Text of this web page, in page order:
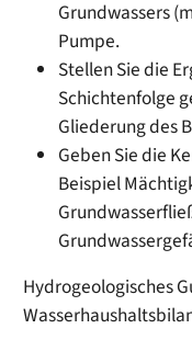
Grundwassers
Pumpe.
Stellen Sie die
Schichtenfolge
Gliederung des
Geben Sie die
Beispiel
Hydrogeologisches